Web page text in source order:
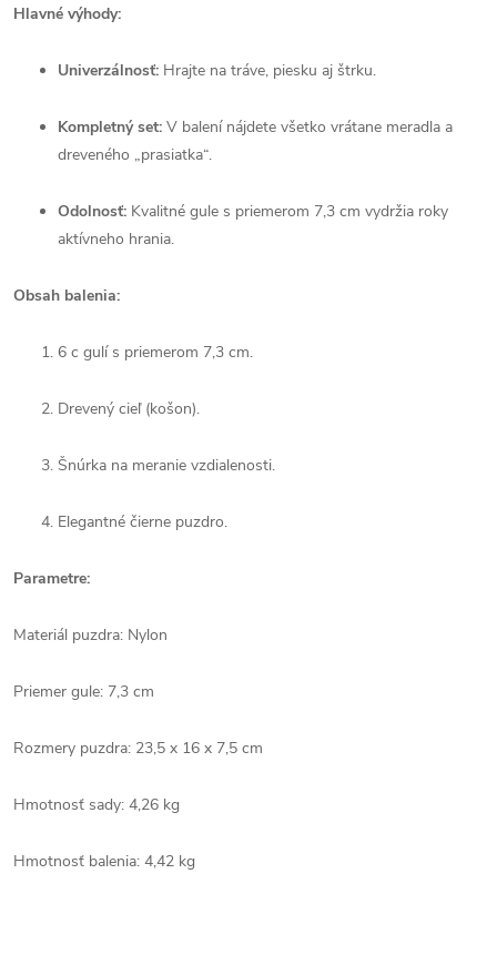
Hlavné výhody:
Univerzálnosť: Hrajte na tráve, piesku aj štrku.
Kompletný set: V balení nájdete všetko vrátane meradla a
dreveného „prasiatka“.
Odolnosť: Kvalitné gule s priemerom 7,3 cm vydržia roky
aktívneho hrania.
Obsah balenia:
6 c gulí s priemerom 7,3 cm.
Drevený cieľ (košon).
Šnúrka na meranie vzdialenosti.
Elegantné čierne puzdro.
Parametre:
Materiál puzdra: Nylon
Priemer gule: 7,3 cm
Rozmery puzdra: 23,5 x 16 x 7,5 cm
Hmotnosť sady: 4,26 kg
Hmotnosť balenia: 4,42 kg